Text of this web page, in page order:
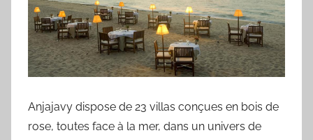
Anjajavy dispose de 23 villas conçues en bois de
rose, toutes face à la mer, dans un univers de